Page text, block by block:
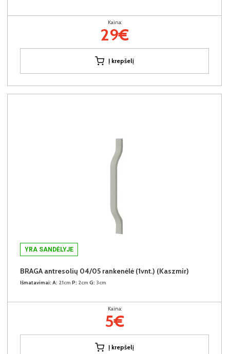
Kaina:
29€
Į krepšelį
YRA SANDĖLYJE
BRAGA antresolių 04/05 rankenėlė (1vnt.) (Kaszmir)
Išmatavimai: A: 21cm P: 2cm G: 3cm
Kaina:
5€
Į krepšelį